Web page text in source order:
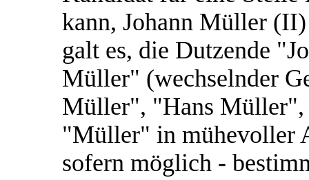
kann, Johann Müller
galt es, die Dutzende
Müller" (wechselnder
Müller", "Hans
"Müller" in mühevoller
sofern möglich -